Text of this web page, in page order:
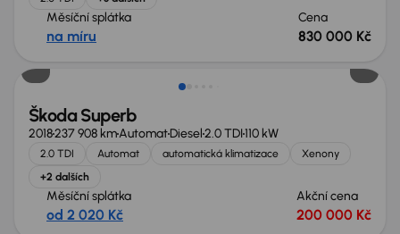
Měsíční splátka
na míru
Cena
830 000 Kč
Možnost odpočtu DPH
Škoda Superb
2018237 908 kmAutomatDiesel2.0 TDI110 kW
2.0 TDI Automat automatická klimatizace
Xenony
+2 dalších
Měsíční splátka
od 2 020 Kč
Akční cena
200 000 Kč
Možnost odpočtu DPH